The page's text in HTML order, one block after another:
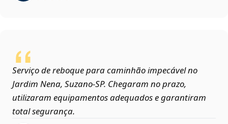
Serviço de reboque para caminhão impecável no
Jardim Nena, Suzano‑SP. Chegaram no prazo,
utilizaram equipamentos adequados e garantiram
total segurança.